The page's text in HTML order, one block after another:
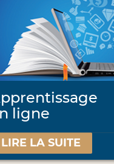
ligne
LIRE LA SUITE